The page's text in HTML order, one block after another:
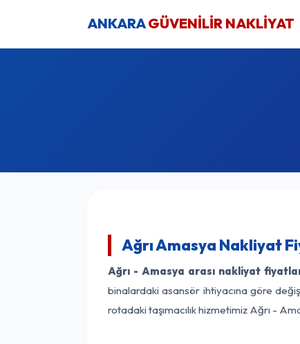
ANKARAGÜVENİLİR NAKLİYAT
Ağrı Amasya Nakliyat
Ağrı - Amasya arası nakliyat
binalardaki asansör ihtiyacına göre
rotadaki taşımacılık hizmetimiz Ağrı -